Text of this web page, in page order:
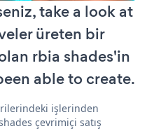
take a look at
üreten bir
rbia shades'in
able to create.
işlerinden
çevrimiçi satış